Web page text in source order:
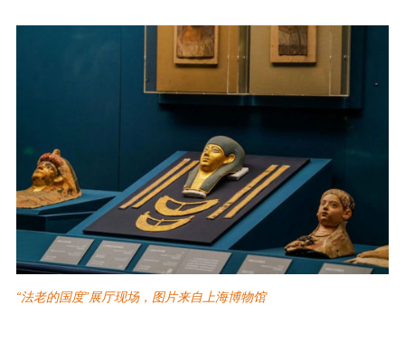
“法老的国度”展厅现场，图片来自上海博物馆